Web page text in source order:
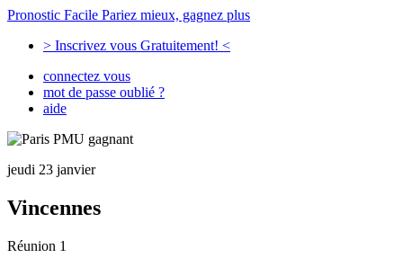
Pronostic Facile Pariez mieux, gagnez plus
> Inscrivez vous Gratuitement! <
connectez vous
mot de passe oublié ?
aide
jeudi 23 janvier
Vincennes
Réunion 1